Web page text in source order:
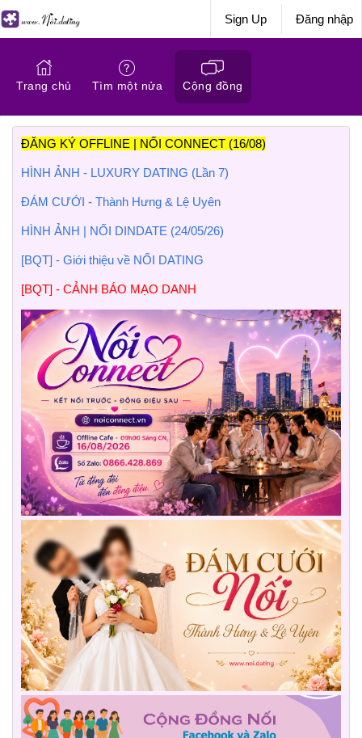
Sign Up Đăng nhập
Trang chủ Tìm một nửa Cộng đồng
ĐĂNG KÝ OFFLINE | NỐI CONNECT (16/08)
HÌNH ẢNH - LUXURY DATING (Lần 7)
ĐÁM CƯỚI - Thành Hưng & Lệ Uyên
HÌNH ẢNH | NỐI DINDATE (24/05/26)
[BQT] - Giới thiệu về NỐI DATING
[BQT] - CẢNH BÁO MẠO DANH